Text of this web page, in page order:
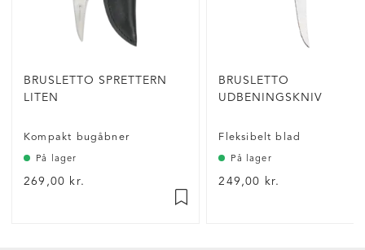
BRUSLETTO SPRETTERN
LITEN
Kompakt bugåbner
På lager
269,00 kr.
BRUSLETTO
UDBENINGSKNIV
Fleksibelt blad
På lager
249,00 kr.